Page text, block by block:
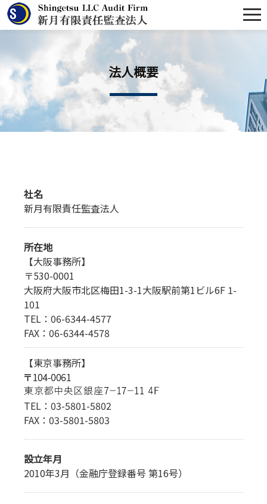
法人概要
社名
新月有限責任監査法人
所在地
【大阪事務所】
〒530-0001
大阪府大阪市北区梅田1-3-1大阪駅前第1ビル6F 1-
101
TEL：06-6344-4577
FAX：06-6344-4578
【東京事務所】
TEL：03-5801-5802
FAX：03-5801-5803
設立年月
2010年3月（金融庁登録番号 第16号）